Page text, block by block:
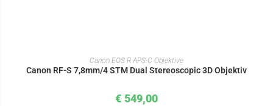
IN DEN WARENKORB
Canon EOS R APS-C Objektive
Canon RF-S 7,8mm/4 STM Dual Stereoscopic 3D Objektiv
€ 549,00